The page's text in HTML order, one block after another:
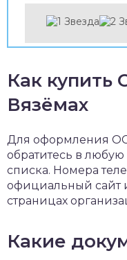
Как купить
Вязёмах
Для оформления
обратитесь в
списка. Номера
официальный сайт
страницах
Какие